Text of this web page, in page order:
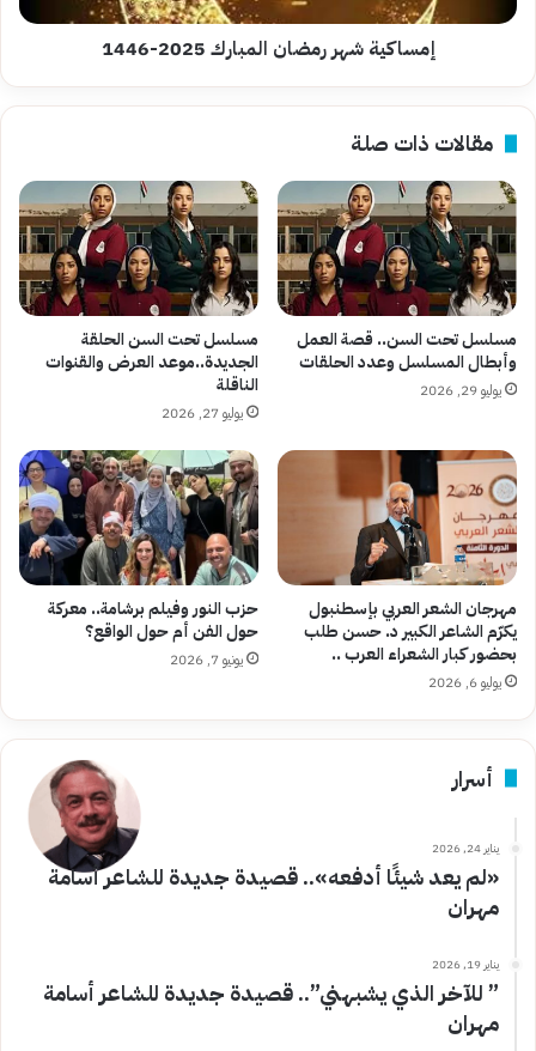
إمساكية شهر رمضان المبارك 2025-1446
مقالات ذات صلة
مسلسل تحت السن.. قصة العمل
وأبطال المسلسل وعدد الحلقات
يوليو 29, 2026
مسلسل تحت السن الحلقة
الجديدة..موعد العرض والقنوات
الناقلة
يوليو 27, 2026
مهرجان الشعر العربي بإسطنبول
يكرّم الشاعر الكبير د. حسن طلب
بحضور كبار الشعراء العرب ..
يوليو 6, 2026
حزب النور وفيلم برشامة.. معركة
حول الفن أم حول الواقع؟
يونيو 7, 2026
أسرار
يناير 24, 2026
«لم يعد شيئًا أدفعه».. قصيدة جديدة للشاعر أسامة
مهران
يناير 19, 2026
” للآخر الذي يشبهني”.. قصيدة جديدة للشاعر أسامة
مهران